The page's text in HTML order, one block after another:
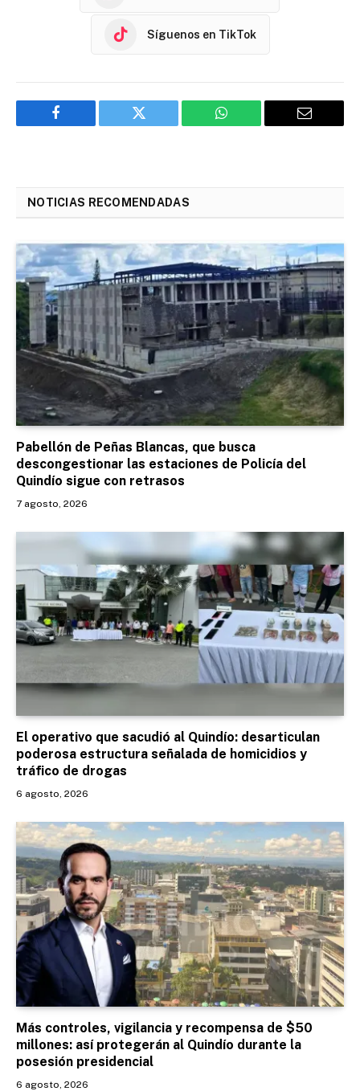
Síguenos en TikTok
Facebook Twitter WhatsApp Email
NOTICIAS RECOMENDADAS
Pabellón de Peñas Blancas, que busca
descongestionar las estaciones de Policía del
Quindío sigue con retrasos
7 agosto, 2026
El operativo que sacudió al Quindío: desarticulan
poderosa estructura señalada de homicidios y
tráfico de drogas
6 agosto, 2026
Más controles, vigilancia y recompensa de $50
millones: así protegerán al Quindío durante la
posesión presidencial
6 agosto, 2026